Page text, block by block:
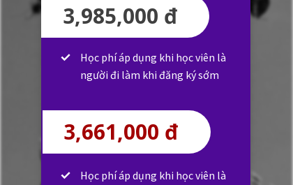
3,985,000 đ
Học phí áp dụng khi học viên là
người đi làm khi đăng ký sớm
3,661,000 đ
Học phí áp dụng khi học viên là